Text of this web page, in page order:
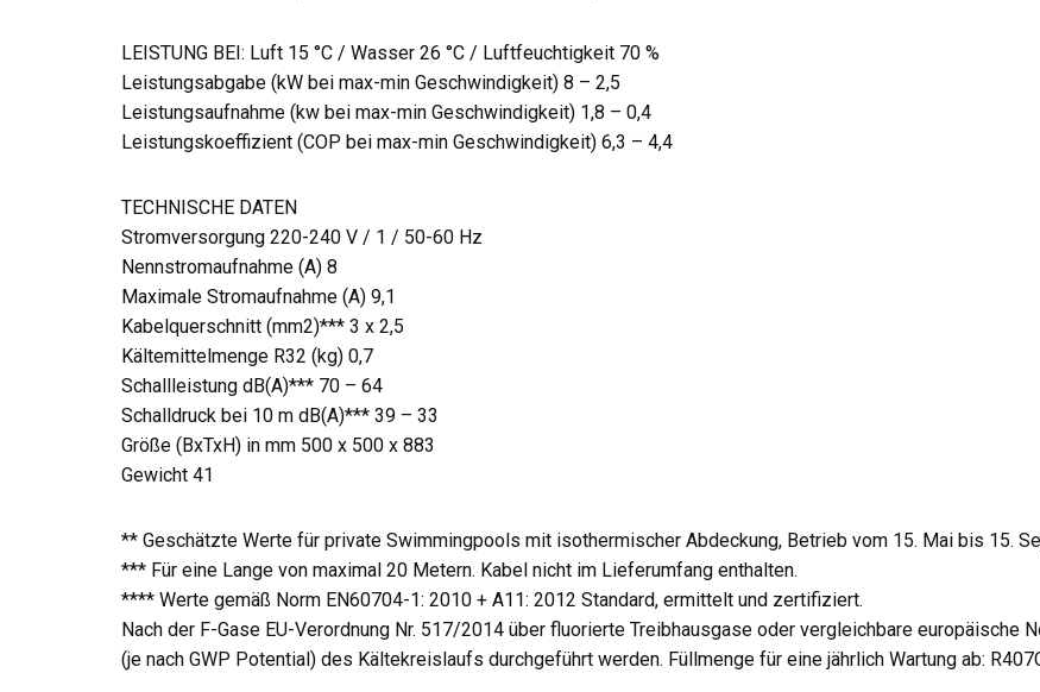
LEISTUNG BEI: Luft 15 °C / Wasser 26 °C / Luftfeuchtigkeit 70 %
Leistungsabgabe (kW bei max-min Geschwindigkeit) 8 – 2,5
Leistungsaufnahme (kw bei max-min Geschwindigkeit) 1,8 – 0,4
Leistungskoeffizient (COP bei max-min Geschwindigkeit) 6,3 – 4,4
TECHNISCHE DATEN
Stromversorgung 220-240 V / 1 / 50-60 Hz
Nennstromaufnahme (A) 8
Maximale Stromaufnahme (A) 9,1
Kabelquerschnitt (mm2)*** 3 x 2,5
Kältemittelmenge R32 (kg) 0,7
Schallleistung dB(A)*** 70 – 64
Schalldruck bei 10 m dB(A)*** 39 – 33
Größe (BxTxH) in mm 500 x 500 x 883
Gewicht 41
** Geschätzte Werte für private Swimmingpools mit isothermischer Abdeckung, Betrieb vom 15. Mai bis 15.
*** Für eine Lange von maximal 20 Metern. Kabel nicht im Lieferumfang enthalten.
**** Werte gemäß Norm EN60704-1: 2010 + A11: 2012 Standard, ermittelt und zertifiziert.
Nach der F-Gase EU-Verordnung Nr. 517/2014 über fluorierte Treibhausgase oder vergleichbare europäische
(je nach GWP Potential) des Kältekreislaufs durchgeführt werden. Füllmenge für eine jährlich Wartung ab: